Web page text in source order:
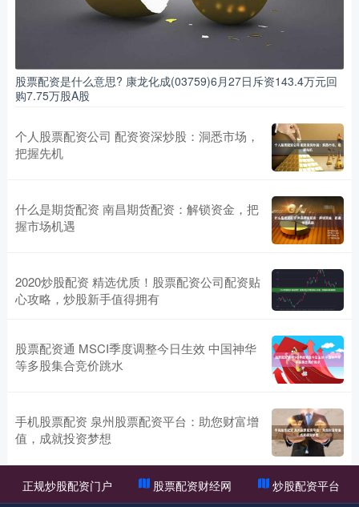
股票配资是什么意思? 康龙化成(03759)6月27日斥资143.4万元回
购7.75万股A股
个人股票配资公司 配资资深炒股：洞悉市场，
把握先机
什么是期货配资 南昌期货配资：解锁资金，把
握市场机遇
2020炒股配资 精选优质！股票配资公司配资贴
心攻略，炒股新手值得拥有
股票配资通 MSCI季度调整今日生效 中国神华
等多股集合竞价跳水
手机股票配资 泉州股票配资平台：助您财富增
值，成就投资梦想
正规炒股配资门户 股票配资财经网 炒股配资平台